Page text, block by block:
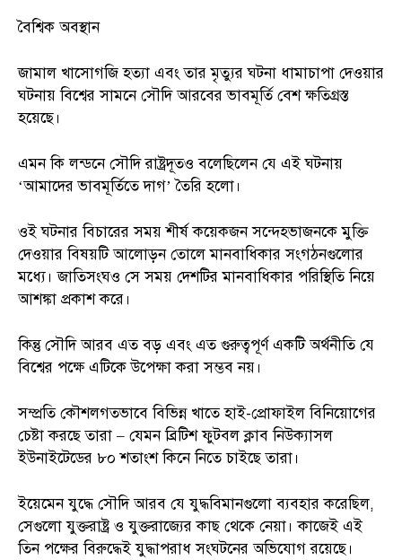
বৈশ্বিক অবস্থান
জামাল খাসোগজি হত্যা এবং তার মৃত্যুর ঘটনা ধামাচাপা দেওয়ার
ঘটনায় বিশ্বের সামনে সৌদি আরবের ভাবমূর্তি বেশ ক্ষতিগ্রস্ত
হয়েছে।
এমন কি লন্ডনে সৌদি রাষ্ট্রদূতও বলেছিলেন যে এই ঘটনায়
‘আমাদের ভাবমূর্তিতে দাগ’ তৈরি হলো।
ওই ঘটনার বিচারের সময় শীর্ষ কয়েকজন সন্দেহভাজনকে মুক্তি
দেওয়ার বিষয়টি আলোড়ন তোলে মানবাধিকার সংগঠনগুলোর
মধ্যে। জাতিসংঘও সে সময় দেশটির মানবাধিকার পরিস্থিতি নিয়ে
আশঙ্কা প্রকাশ করে।
কিন্তু সৌদি আরব এত বড় এবং এত গুরুত্বপূর্ণ একটি অর্থনীতি যে
বিশ্বের পক্ষে এটিকে উপেক্ষা করা সম্ভব নয়।
সম্প্রতি কৌশলগতভাবে বিভিন্ন খাতে হাই-প্রোফাইল বিনিয়োগের
চেষ্টা করছে তারা – যেমন ব্রিটিশ ফুটবল ক্লাব নিউক্যাসল
ইউনাইটেডের ৮০ শতাংশ কিনে নিতে চাইছে তারা।
ইয়েমেন যুদ্ধে সৌদি আরব যে যুদ্ধবিমানগুলো ব্যবহার করেছিল,
সেগুলো যুক্তরাষ্ট্র ও যুক্তরাজ্যের কাছ থেকে নেয়া। কাজেই এই
তিন পক্ষের বিরুদ্ধেই যুদ্ধাপরাধ সংঘটনের অভিযোগ রয়েছে।